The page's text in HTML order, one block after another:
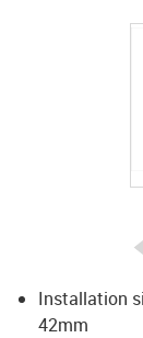
Installation
42mm